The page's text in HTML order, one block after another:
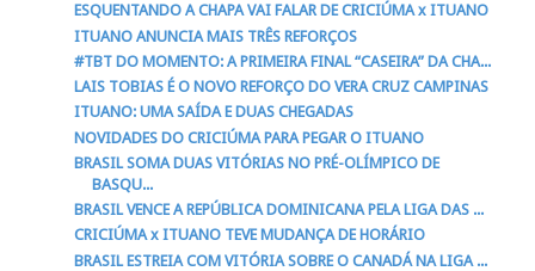
ESQUENTANDO A CHAPA VAI FALAR DE CRICIÚMA x ITUANO
ITUANO ANUNCIA MAIS TRÊS REFORÇOS
#TBT DO MOMENTO: A PRIMEIRA FINAL “CASEIRA” DA CHA...
LAIS TOBIAS É O NOVO REFORÇO DO VERA CRUZ CAMPINAS
ITUANO: UMA SAÍDA E DUAS CHEGADAS
NOVIDADES DO CRICIÚMA PARA PEGAR O ITUANO
BRASIL SOMA DUAS VITÓRIAS NO PRÉ-OLÍMPICO DE
BASQU...
BRASIL VENCE A REPÚBLICA DOMINICANA PELA LIGA DAS ...
CRICIÚMA x ITUANO TEVE MUDANÇA DE HORÁRIO
BRASIL ESTREIA COM VITÓRIA SOBRE O CANADÁ NA LIGA ...